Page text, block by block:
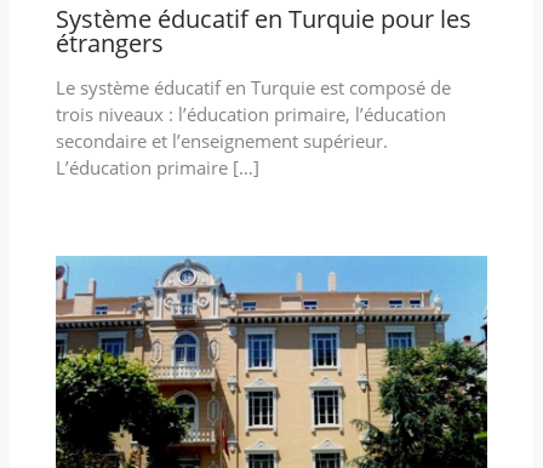
Système éducatif en Turquie pour les
étrangers
Le système éducatif en Turquie est composé de
trois niveaux : l’éducation primaire, l’éducation
secondaire et l’enseignement supérieur.
L’éducation primaire […]